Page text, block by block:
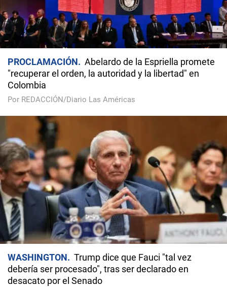
PROCLAMACIÓN
Abelardo de la Espriella promete
"recuperar el orden, la autoridad y la libertad" en
Colombia
Por REDACCIÓN/Diario Las Américas
WASHINGTON
Trump dice que Fauci "tal vez
debería ser procesado", tras ser declarado en
desacato por el Senado